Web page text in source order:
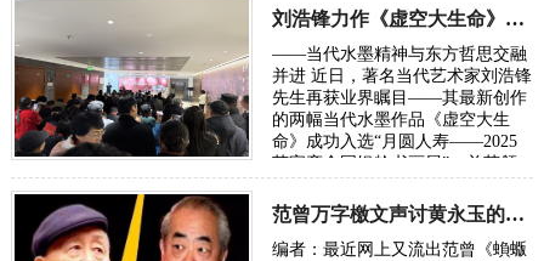
刘浩锋力作《虚空大生命》入选2025荣宝斋全国书画展
——当代水墨精神与东方哲思交融
并进 近日，著名当代艺术家刘浩锋
先生再获业界瞩目——其最新创作
的两幅当代水墨作品《虚空大生
命》成功入选“月圆人寿——2025
荣宝斋全国银龄书画展”，并获颁
交部《新中国国礼…
范曾万字檄文声讨黄永玉的“丑恶灵魂”
编者：最近网上又流出范曾《蝜蝂